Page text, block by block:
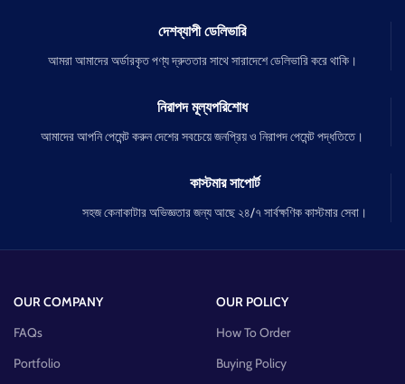
দেশব্যাপী ডেলিভারি
আমরা আমাদের অর্ডারকৃত পণ্য দ্রুততার সাথে সারাদেশে ডেলিভারি করে থাকি।
নিরাপদ মূল্যপরিশোধ
আমাদের আপনি পেমেন্ট করুন দেশের সবচেয়ে জনপ্রিয় ও নিরাপদ পেমেন্ট পদ্ধতিতে।
কাস্টমার সাপোর্ট
সহজ কেনাকাটার অভিজ্ঞতার জন্য আছে ২৪/৭ সার্বক্ষণিক কাস্টমার সেবা।
OUR COMPANY
FAQs
Portfolio
OUR POLICY
How To Order
Buying Policy